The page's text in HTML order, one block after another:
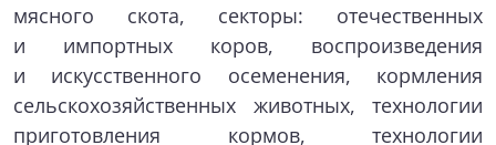
мясного скота, секторы: отечественных
и импортных коров, воспроизведения
и искусственного осеменения, кормления
сельскохозяйственных животных, технологии
приготовления кормов, технологии